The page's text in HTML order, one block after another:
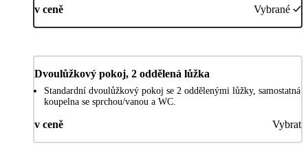
v ceně Vybrané
Dvoulůžkový pokoj, 2 oddělená lůžka
Standardní dvoulůžkový pokoj se 2 oddělenými lůžky, samostatná
koupelna se sprchou/vanou a WC.
v ceně Vybrat